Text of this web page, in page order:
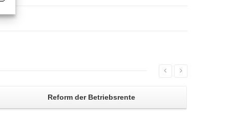
Reform der Betriebsrente